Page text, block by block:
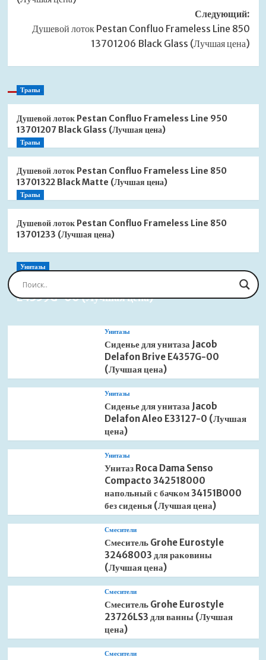
Следующий:
Душевой лоток Pestan Confluo Frameless Line 850
13701206 Black Glass (Лучшая цена)
Трапы
Душевой лоток Pestan Confluo Frameless Line 950
13701207 Black Glass (Лучшая цена)
Трапы
Душевой лоток Pestan Confluo Frameless Line 850
13701322 Black Matte (Лучшая цена)
Трапы
Душевой лоток Pestan Confluo Frameless Line 850
13701233 (Лучшая цена)
Унитазы
Сиденье для унитаза Jacob Delafon Brive
E4359G-00 (Лучшая цена)
Унитазы
Сиденье для унитаза Jacob
Delafon Brive E4357G-00
(Лучшая цена)
Унитазы
Сиденье для унитаза Jacob
Delafon Aleo E33127-0 (Лучшая
цена)
Унитазы
Унитаз Roca Dama Senso
Compacto 342518000
напольный с бачком 34151B000
без сиденья (Лучшая цена)
Смесители
Смеситель Grohe Eurostyle
32468003 для раковины
(Лучшая цена)
Смесители
Смеситель Grohe Eurostyle
23726LS3 для ванны (Лучшая
цена)
Смесители